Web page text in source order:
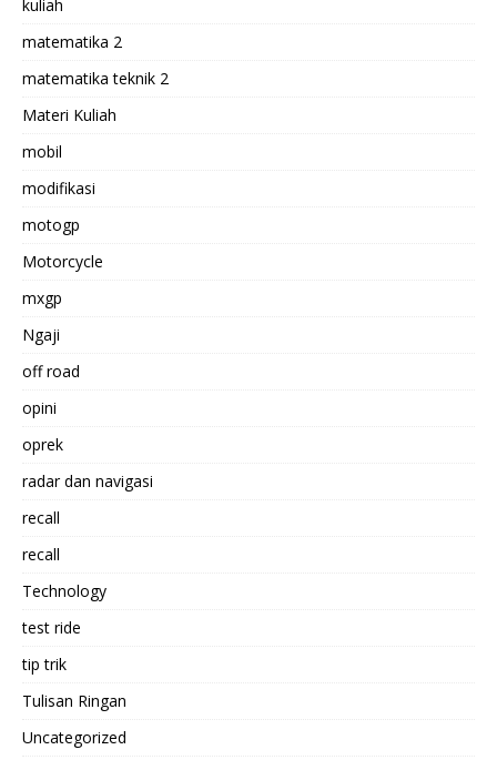
kuliah
matematika 2
matematika teknik 2
Materi Kuliah
mobil
modifikasi
motogp
Motorcycle
mxgp
Ngaji
off road
opini
oprek
radar dan navigasi
recall
recall
Technology
test ride
tip trik
Tulisan Ringan
Uncategorized